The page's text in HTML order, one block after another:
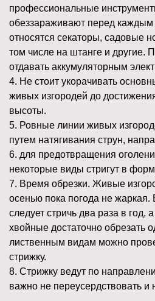
профессиональные
обеззараживают перед
относятся секаторы, садовые
том числе на штанге и другие.
отдавать аккумуляторным
4. Не стоит укорачивать
живых изгородей до
высоты.
5. Ровные линии живых
путем натягивания струн,
6. для предотвращения
некоторые виды стригут в
7. Время обрезки. Живые
осенью пока погода не
следует стричь два раза в год,
хвойные достаточно обрезать
лиственным видам можно
стрижку.
8. Стрижку ведут по
важно не переусердствовать и